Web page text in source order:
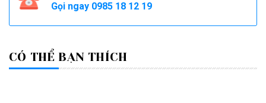
Gọi ngay 0985 18 12 19
CÓ THỂ BẠN THÍCH